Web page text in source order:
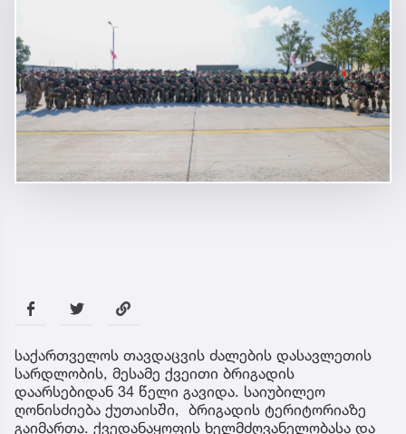
საქართველოს თავდაცვის ძალების დასავლეთის
სარდლობის, მესამე ქვეითი ბრიგადის
დაარსებიდან 34 წელი გავიდა. საიუბილეო
ღონისძიება ქუთაისში, ბრიგადის ტერიტორიაზე
გაიმართა. ქვედანაყოფის ხელმძღვანელობასა და